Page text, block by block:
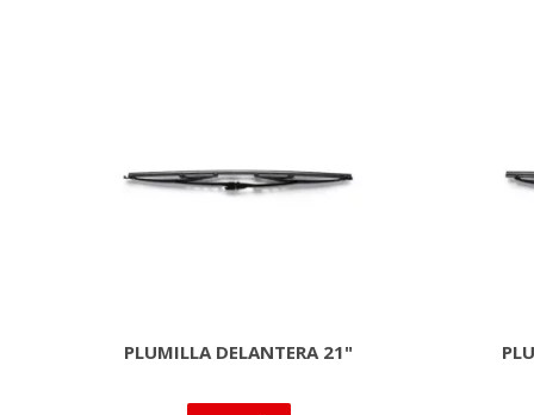
PLUMILLA DELANTERA 21"